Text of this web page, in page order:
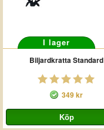
I lager
Biljardkratta Standard
349 kr